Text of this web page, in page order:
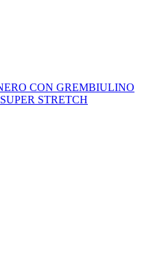
CON GREMBIULINO
STRETCH